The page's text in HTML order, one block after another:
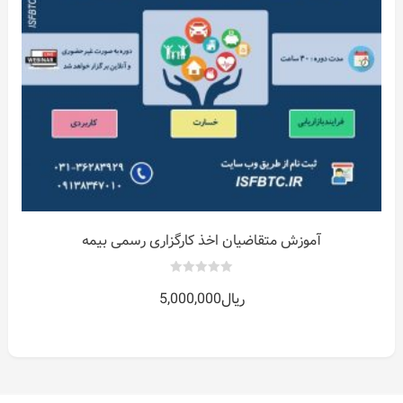
آموزش متقاضیان اخذ کارگزاری رسمی بیمه
out
of
ریال5,000,000